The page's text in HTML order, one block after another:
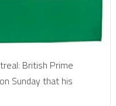
British Prime
Sunday that his